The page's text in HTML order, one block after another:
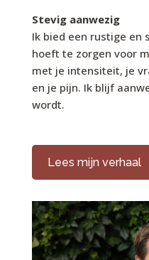
Stevig aanwezig
Ik bied een rustige en
hoeft te zorgen voor
met je intensiteit, je
en je pijn. Ik blijf
wordt.
Lees mijn verhaal